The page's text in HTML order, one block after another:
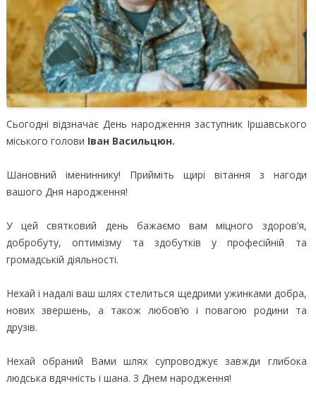
Сьогодні відзначає День народження заступник Іршавського
міського голови Іван Васильцюн.
Шановний імениннику! Прийміть щирі вітання з нагоди
вашого Дня народження!
У цей святковий день бажаємо вам міцного здоров’я,
добробуту, оптимізму та здобутків у професійній та
громадській діяльності.
Нехай і надалі ваш шлях стелиться щедрими ужинками добра,
нових звершень, а також любов’ю і повагою родини та
друзів.
Нехай обраний Вами шлях супроводжує завжди глибока
людська вдячність і шана. З Днем народження!